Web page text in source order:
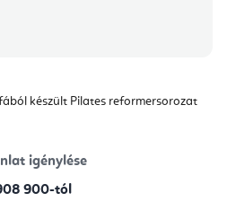
készült Pilates reformersorozat
igénylése
900-tól